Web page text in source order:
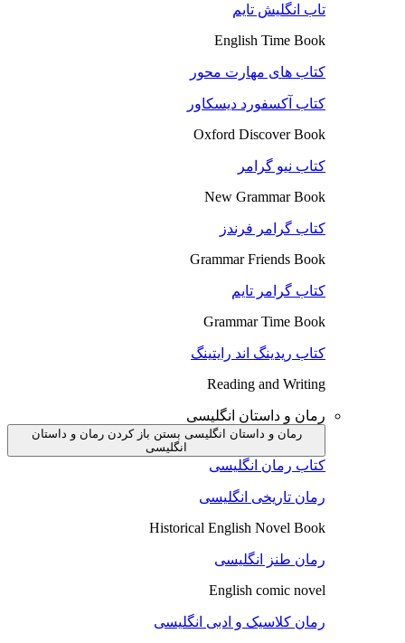
تاب انگلیش تایم
English Time Book
کتاب های مهارت محور
کتاب آکسفورد دیسکاور
Oxford Discover Book
کتاب نیو گرامر
New Grammar Book
کتاب گرامر فرندز
Grammar Friends Book
کتاب گرامر تایم
Grammar Time Book
کتاب ریدینگ اند رایتینگ
Reading and Writing
رمان و داستان انگلیسی
رمان و داستان انگلیسی بستن باز کردن رمان و داستان
انگلیسی
کتاب رمان انگلیسی
رمان تاریخی انگلیسی
Historical English Novel Book
رمان طنز انگلیسی
English comic novel
رمان کلاسیک و ادبی انگلیسی